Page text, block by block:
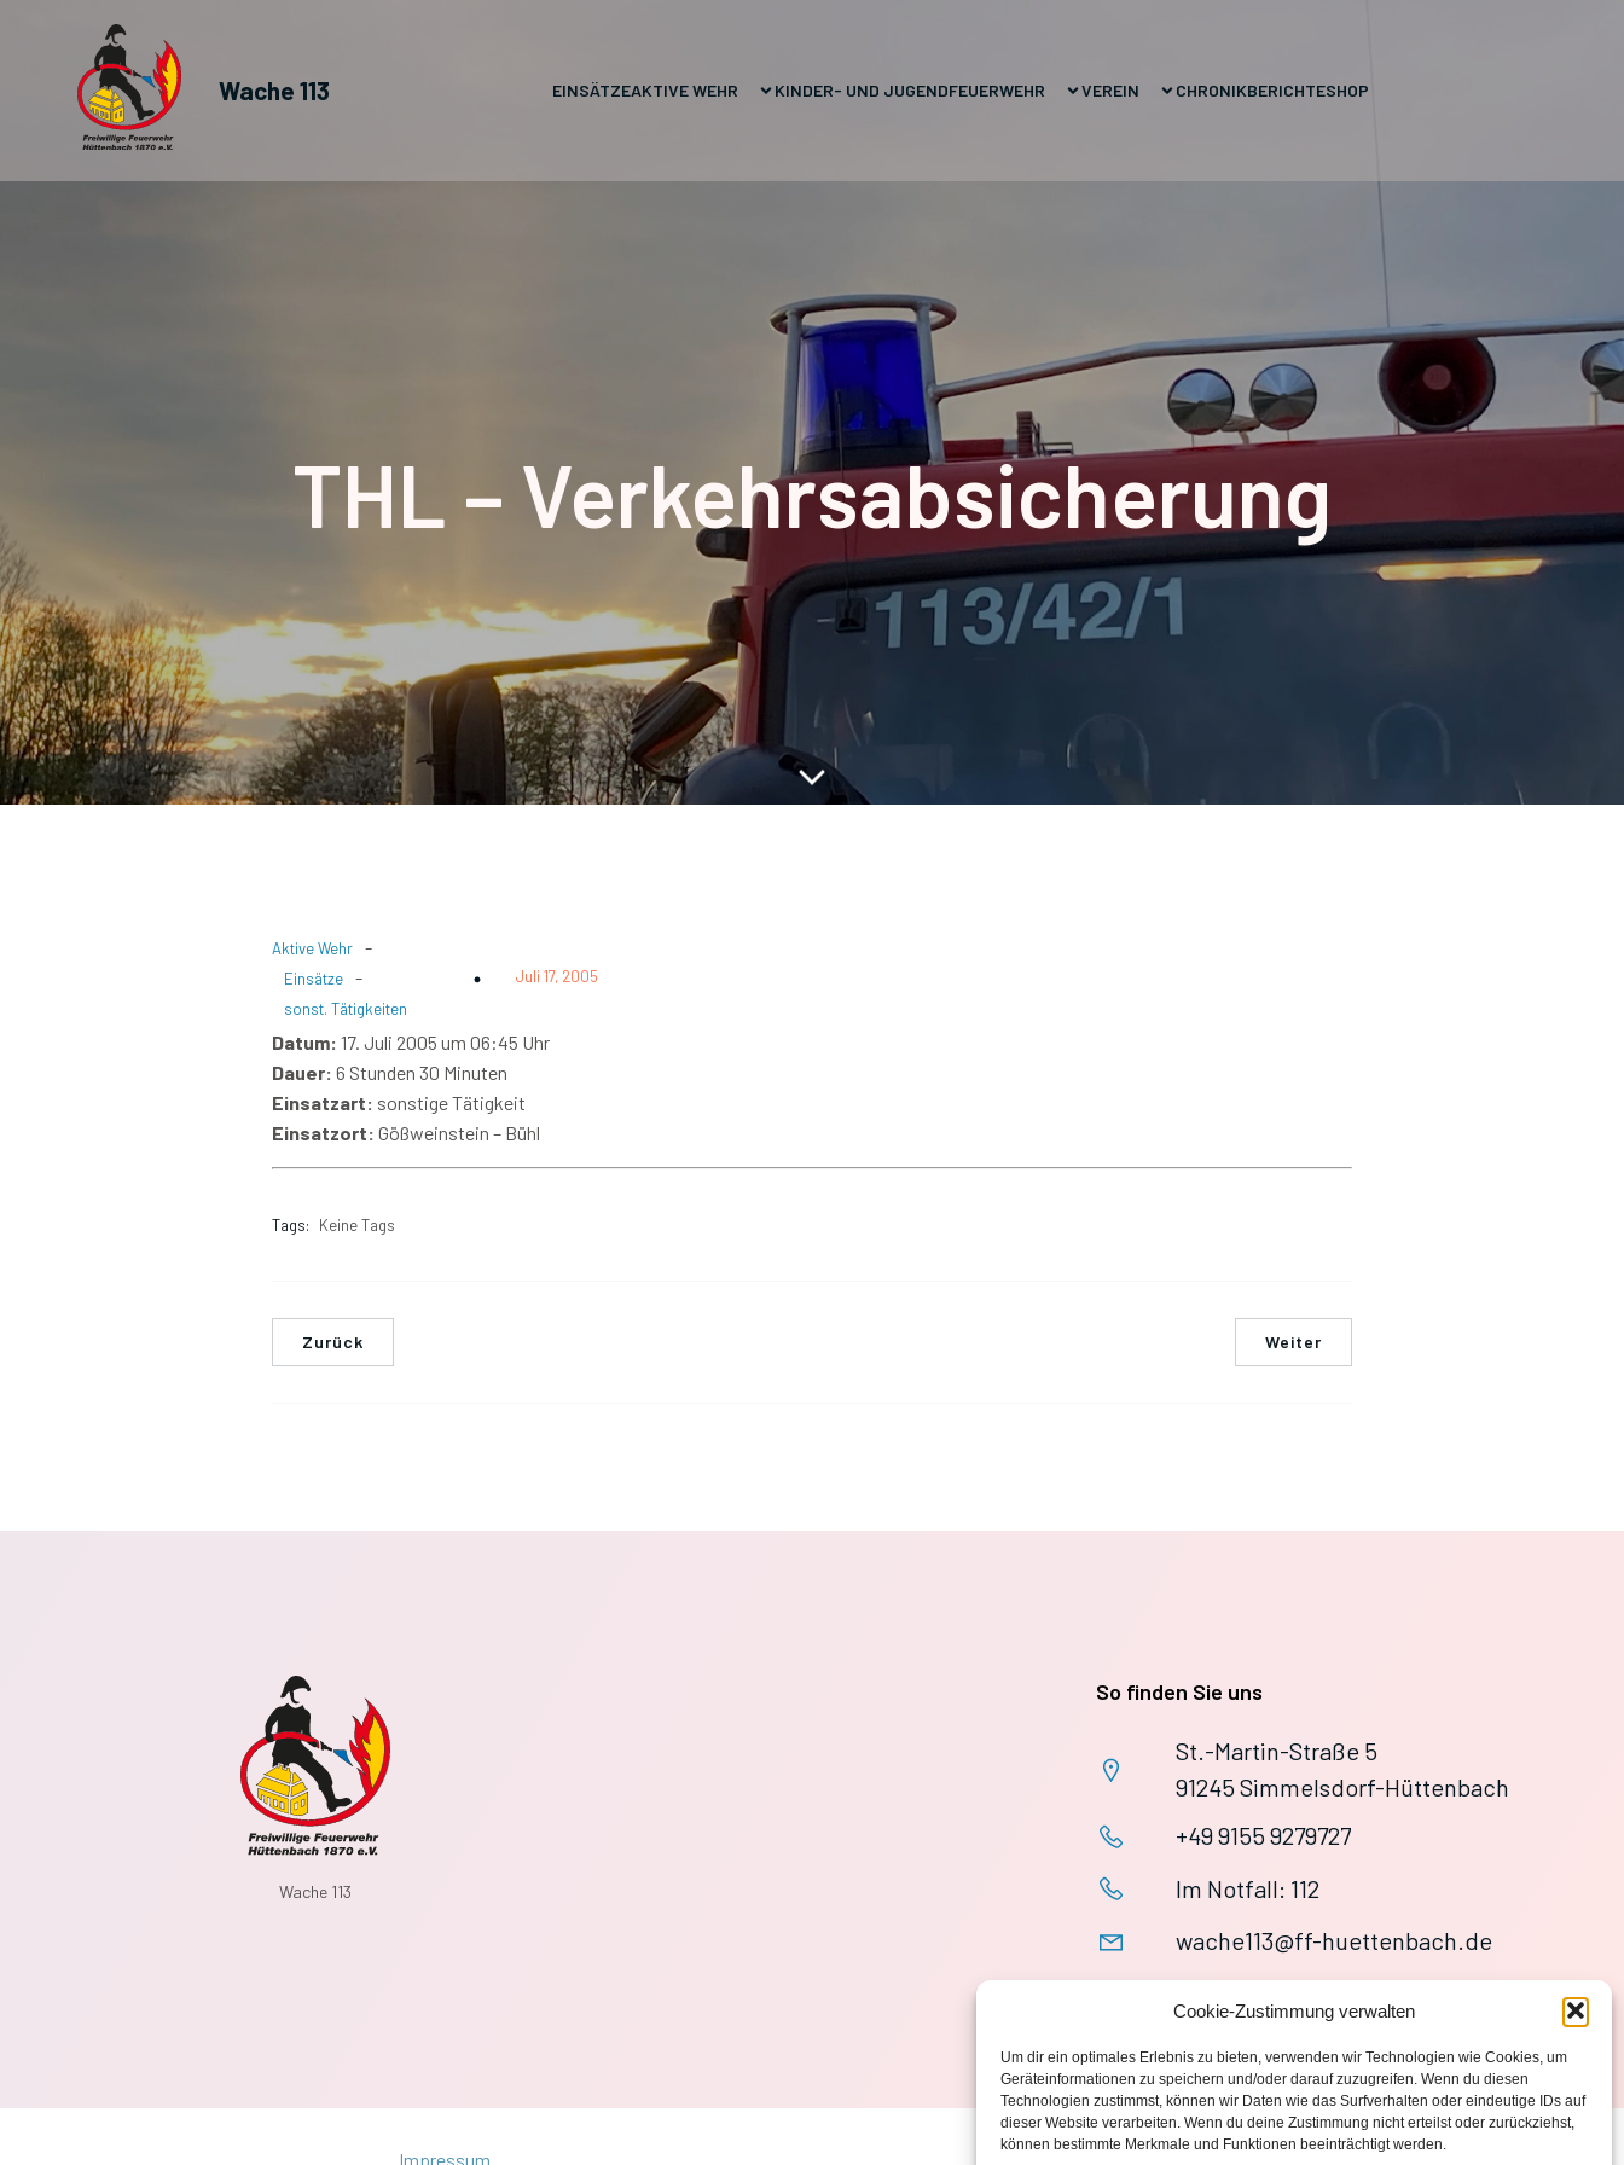
Cookie-Zustimmung verwalten
Um dir ein optimales Erlebnis zu bieten, verwenden wir Technologien wie Cookies, um
Geräteinformationen zu speichern und/oder darauf zuzugreifen. Wenn du diesen
Technologien zustimmst, können wir Daten wie das Surfverhalten oder eindeutige IDs auf
dieser Website verarbeiten. Wenn du deine Zustimmung nicht erteilst oder zurückziehst,
können bestimmte Merkmale und Funktionen beeinträchtigt werden.
Wache 113 EINSÄTZEAKTIVE WEHR KINDER- UND JUGENDFEUERWEHR VEREIN CHRONIKBERICHTESHOP
THL – Verkehrsabsicherung
Aktive Wehr -
Einsätze -
sonst. Tätigkeiten
Juli 17, 2005
Datum: 17. Juli 2005 um 06:45 Uhr
Dauer: 6 Stunden 30 Minuten
Einsatzart: sonstige Tätigkeit
Einsatzort: Gößweinstein – Bühl
Tags: Keine Tags
Zurück Weiter
Wache 113
So finden Sie uns
St.-Martin-Straße 5
91245 Simmelsdorf-Hüttenbach
+49 9155 9279727
Im Notfall: 112
wache113@ff-huettenbach.de
Impressum